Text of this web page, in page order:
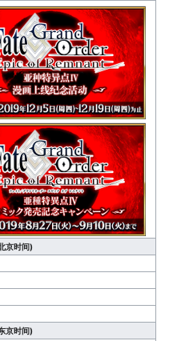
京时间)
京时间)